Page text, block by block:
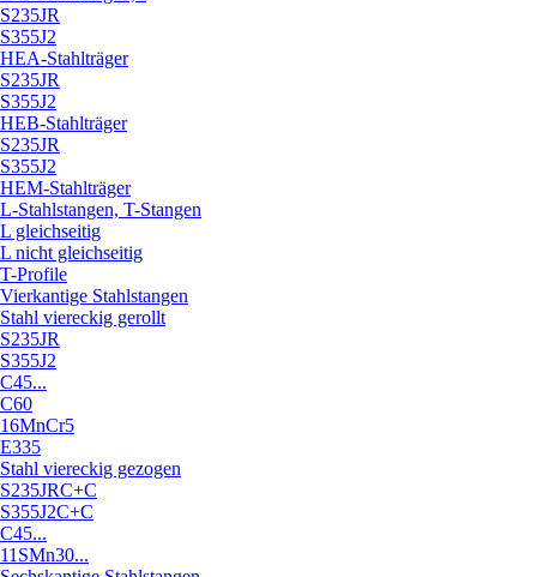
S235JR
S355J2
HEA-Stahlträger
S235JR
S355J2
HEB-Stahlträger
S235JR
S355J2
HEM-Stahlträger
L-Stahlstangen, T-Stangen
L gleichseitig
L nicht gleichseitig
T-Profile
Vierkantige Stahlstangen
Stahl viereckig gerollt
S235JR
S355J2
C45...
C60
16MnCr5
E335
Stahl viereckig gezogen
S235JRC+C
S355J2C+C
C45...
11SMn30...